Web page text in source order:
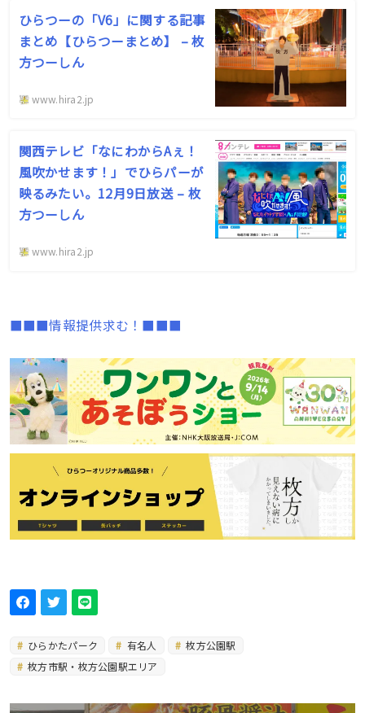
ひらつーの「V6」に関する記事
まとめ【ひらつーまとめ】 – 枚
方つーしん
www.hira2.jp
関西テレビ「なにわからAぇ！
風吹かせます！」でひらパーが
映るみたい。12月9日放送 – 枚
方つーしん
www.hira2.jp
■■■情報提供求む！■■■
ひらかたパーク 有名人
枚方公園駅
枚方市駅・枚方公園駅エリア